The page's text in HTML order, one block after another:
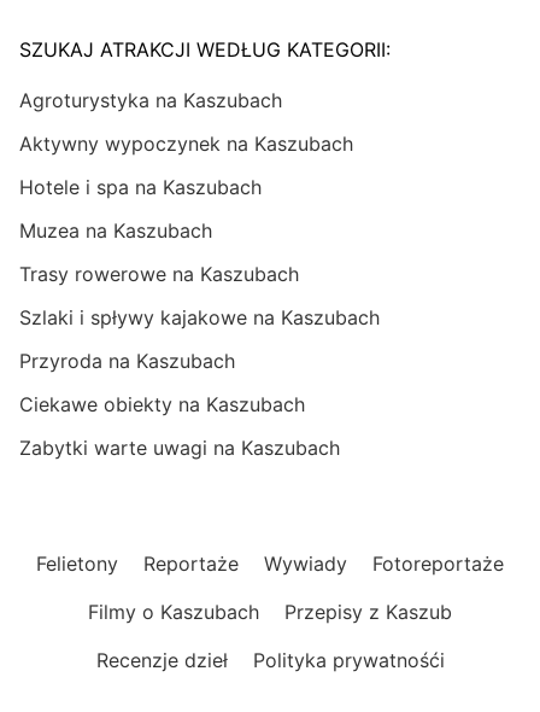
SZUKAJ ATRAKCJI WEDŁUG KATEGORII:
Agroturystyka na Kaszubach
Aktywny wypoczynek na Kaszubach
Hotele i spa na Kaszubach
Muzea na Kaszubach
Trasy rowerowe na Kaszubach
Szlaki i spływy kajakowe na Kaszubach
Przyroda na Kaszubach
Ciekawe obiekty na Kaszubach
Zabytki warte uwagi na Kaszubach
Felietony Reportaże Wywiady
Fotoreportaże
Filmy o Kaszubach
Przepisy z Kaszub
Recenzje dzieł
Polityka prywatnośći